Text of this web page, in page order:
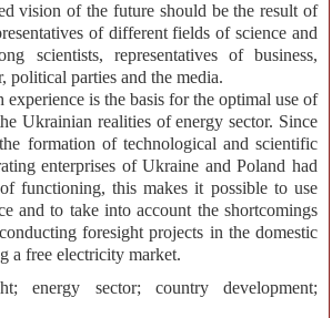
vision of the future should be the result of
of different fields of science and
scientists, representatives of business,
political parties and the media.
experience is the basis for the optimal use of
Ukrainian realities of energy sector. Since
formation of technological and scientific
enterprises of Ukraine and Poland had
functioning, this makes it possible to use
and to take into account the shortcomings
foresight projects in the domestic
a free electricity market.
energy sector; country development;